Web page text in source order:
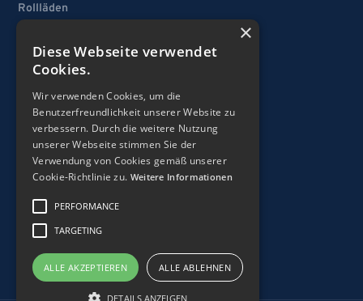
Rollläden
Fenster
Türen
Garagentore
Rechtliches
AGB
Datenschutz
Impressum
×
Diese Webseite verwendet
Cookies.
Wir verwenden Cookies, um die
Benutzerfreundlichkeit unserer Website zu
verbessern. Durch die weitere Nutzung
unserer Webseite stimmen Sie der
Verwendung von Cookies gemäß unserer
Cookie-Richtlinie zu. Weitere Informationen
PERFORMANCE
TARGETING
ALLE AKZEPTIEREN ALLE ABLEHNEN
DETAILS ANZEIGEN